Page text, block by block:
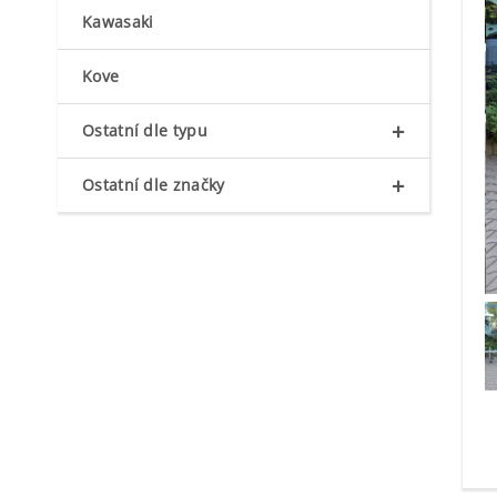
Kawasaki
Kove
+
Ostatní dle typu
+
Ostatní dle značky